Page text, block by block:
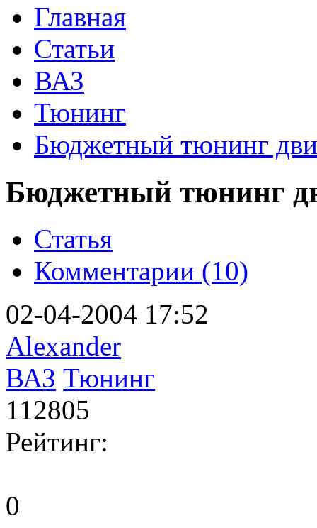
Главная
Статьи
ВАЗ
Тюнинг
Бюджетный тюнинг
Бюджетный тюнинг
Статья
Комментарии (10)
02-04-2004 17:52
Alexander
ВАЗ Тюнинг
112805
Рейтинг:
0